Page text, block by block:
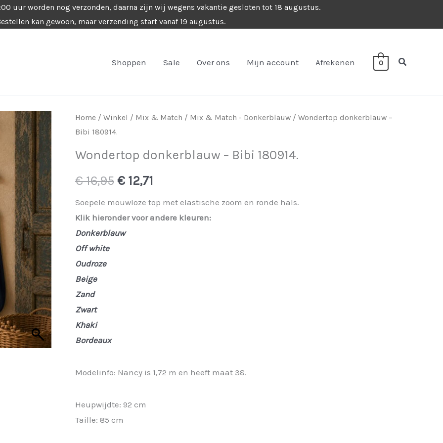
uur worden nog verzonden, daarna zijn wij wegens vakantie gesloten tot 18 augustus.
kan gewoon, maar verzending start vanaf 19 augustus.
Shoppen Sale Over ons Mijn account Afrekenen 0 Zoeken
Home / Winkel / Mix & Match / Mix & Match - Donkerblauw / Wondertop donkerblauw –
Bibi 180914.
Wondertop donkerblauw – Bibi 180914.
€16,95 Oorspronkelijke
prijs
€ 12,71
prijs
Soepele mouwloze top met elastische zoom en ronde hals.
Klik hieronder voor andere kleuren:
Donkerblauw
Off white
Oudroze
Beige
Zand
Zwart
Khaki
Bordeaux
Modelinfo: Nancy is 1,72 m en heeft maat 38.
Heupwijdte: 92 cm
Taille: 85 cm